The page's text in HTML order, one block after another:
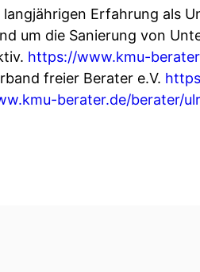
langjährigen Erfahrung als
um die Sanierung von
https://www.kmu-
freier Berater e.V.
berater.de/berater/